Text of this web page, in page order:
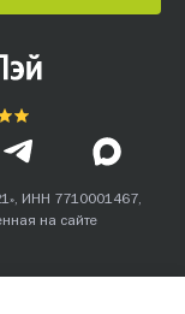
ИНН 7710001467,
на сайте